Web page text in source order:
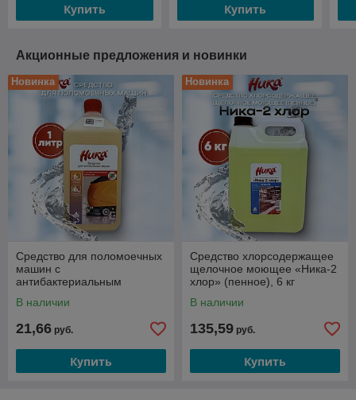
Купить Купить
Акционные предложения и новинки
Новинка
Средство для поломоечных
машин с
антибактериальным
В наличии
21,66 руб.
Купить
Новинка
Средство хлорсодержащее
щелочное моющее «Ника-2
хлор» (пенное), 6 кг
В наличии
135,59 руб.
Купить